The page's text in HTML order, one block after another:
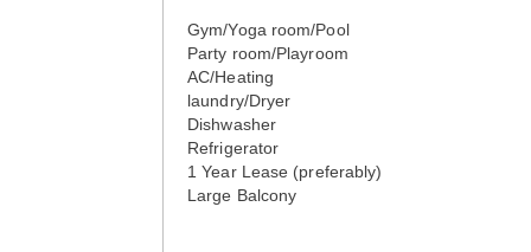
Gym/Yoga room/Pool
Party room/Playroom
AC/Heating
laundry/Dryer
Dishwasher
Refrigerator
1 Year Lease (preferably)
Large Balcony